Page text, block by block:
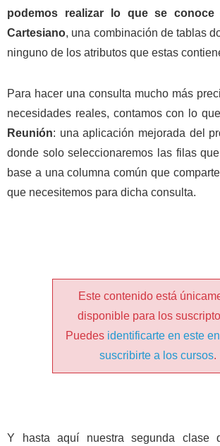
podemos realizar lo que se conoce
Cartesiano, una combinación de tablas
ninguno de los atributos que estas
Para hacer una consulta mucho más
necesidades reales, contamos con lo
Reunión: una aplicación mejorada del
donde solo seleccionaremos las filas
base a una columna común que
que necesitemos para dicha consulta.
Este contenido está
disponible para los
Puedes identificarte en este
suscribirte a los cursos.
Y hasta aquí nuestra segunda clase